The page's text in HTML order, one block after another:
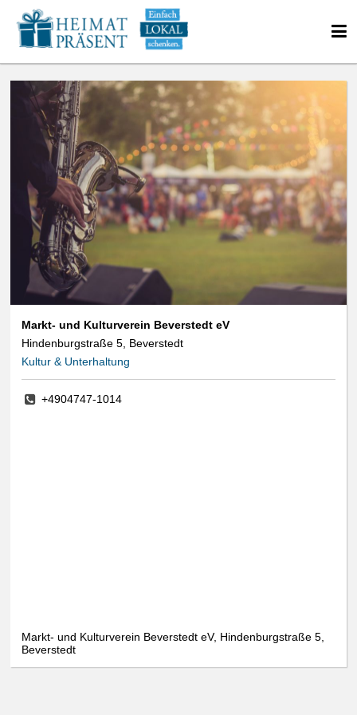
Markt- und Kulturverein Beverstedt eV
Hindenburgstraße 5, Beverstedt
Kultur & Unterhaltung
+4904747-1014
Markt- und Kulturverein Beverstedt eV, Hindenburgstraße 5,
Beverstedt